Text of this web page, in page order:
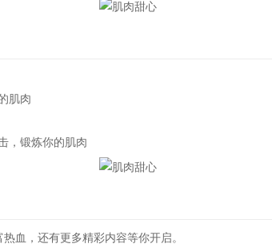
肌肉
锻炼你的肌肉
，还有更多精彩内容等你开启。